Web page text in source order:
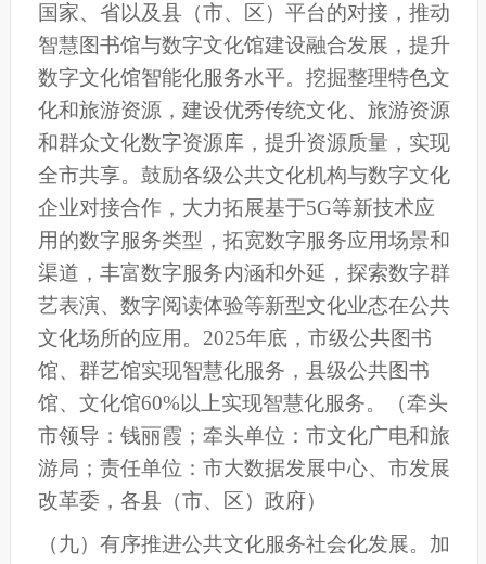
国家、省以及县（市、区） 平台的对接，推动
智慧图书馆与数字文化馆建设融合发展，提升
数字文化馆智能化服务水平。挖掘整理特色文
化和旅游资源，建设优秀传统文化、旅游资源
和群众文化数字资源库，提升资源质量，实现
全市共享。鼓励各级公共文化机构与数字文化
企业对接合作，大力拓展基于5G等新技术应
用的数字服务类型，拓宽数字服务应用场景和
渠道，丰富数字服务内涵和外延，探索数字群
艺表演、数字阅读体验等新型文化业态在公共
文化场所的应用。2025年底，市级公共图书
馆、 群艺馆实现智慧化服务，县级公共图书
馆、 文化馆60%以上实现智慧化服务。
（牵头
市领导：钱丽霞；牵头单位：市文化广电和旅
游局；责任单位： 市大数据发展中心、 市发展
改革委，各县（市、 区 ） 政府）
（ 九）有序推进公共文化服务社会化发展。加